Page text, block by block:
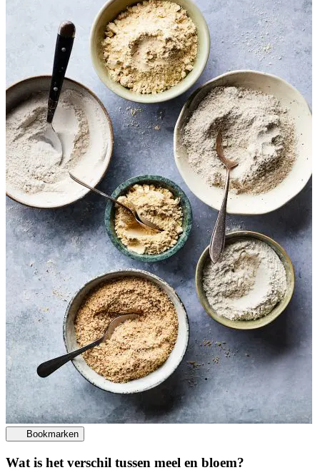
Bookmarken
Wat is het verschil tussen meel en bloem?